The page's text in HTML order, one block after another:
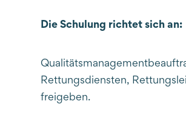
Die Schulung richtet sich an:
Rettungsdiensten,
freigeben.